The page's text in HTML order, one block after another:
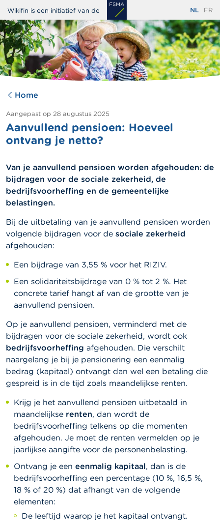
Overslaan
en
naar
de
inhoud
gaan
Wikifin is een initiatief van de NL FR
Home
Aangepast op 28 augustus 2025
Aanvullend pensioen: Hoeveel
ontvang je netto?
Van je aanvullend pensioen worden afgehouden: de
bijdragen voor de sociale zekerheid, de
bedrijfsvoorheffing en de gemeentelijke
belastingen.
Bij de uitbetaling van je aanvullend pensioen worden
volgende bijdragen voor de sociale zekerheid
afgehouden:
Een bijdrage van 3,55 % voor het RIZIV.
Een solidariteitsbijdrage van 0 % tot 2 %. Het
concrete tarief hangt af van de grootte van je
aanvullend pensioen.
Op je aanvullend pensioen, verminderd met de
bijdragen voor de sociale zekerheid, wordt ook
bedrijfsvoorheffing afgehouden. Die verschilt
naargelang je bij je pensionering een eenmalig
bedrag (kapitaal) ontvangt dan wel een betaling die
gespreid is in de tijd zoals maandelijkse renten.
Krijg je het aanvullend pensioen uitbetaald in
maandelijkse renten, dan wordt de
bedrijfsvoorheffing telkens op die momenten
afgehouden. Je moet de renten vermelden op je
jaarlijkse aangifte voor de personenbelasting.
Ontvang je een eenmalig kapitaal, dan is de
bedrijfsvoorheffing een percentage (10 %, 16,5 %,
18 % of 20 %) dat afhangt van de volgende
elementen:
De leeftijd waarop je het kapitaal ontvangt.